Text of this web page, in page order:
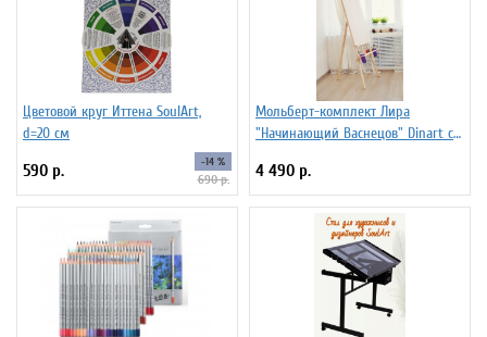
Цветовой круг Иттена SoulArt,
d=20 см
590 р. -14 %
690 р.
Мольберт-комплект Лира
"Начинающий Васнецов" Dinart с
стаканчиками
4 490 р.